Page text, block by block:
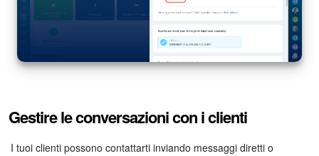
Gestire le conversazioni con i clienti
I tuoi clienti possono contattarti inviando messaggi diretti o